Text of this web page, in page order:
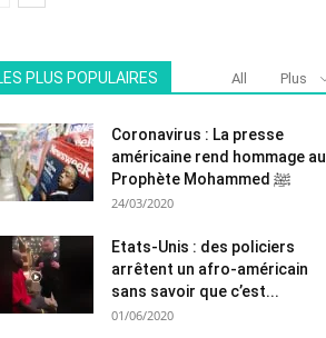
PLUS POPULAIRES All Plus
Coronavirus : La presse
américaine rend hommage au
Prophète Mohammed ﷺ
24/03/2020
Etats-Unis : des policiers
arrêtent un afro-américain
sans savoir que c’est...
01/06/2020